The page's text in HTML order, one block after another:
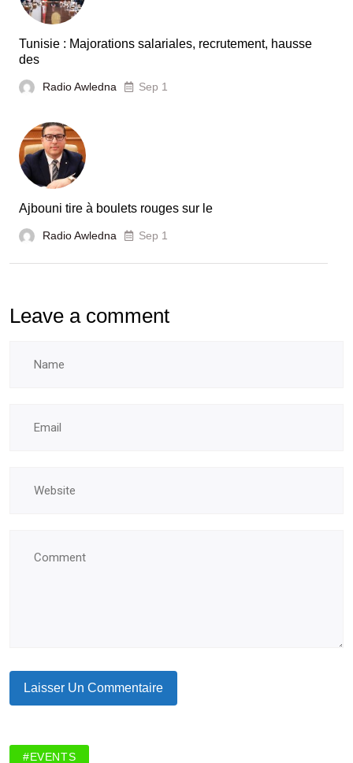
Tunisie : Majorations salariales, recrutement, hausse
des
Radio Awledna Sep 1
Ajbouni tire à boulets rouges sur le
Radio Awledna Sep 1
Leave a comment
#EVENTS